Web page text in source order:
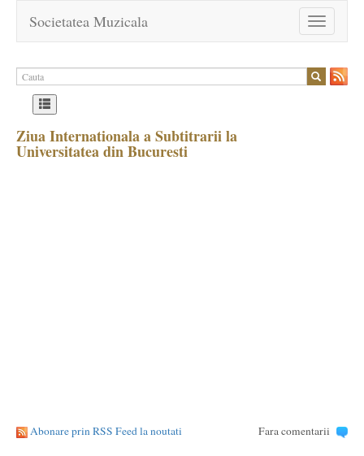
Toggle
navigation
Societatea Muzicala
Ziua Internationala a Subtitrarii la
Universitatea din Bucuresti
Abonare prin RSS Feed la noutati Fara comentarii